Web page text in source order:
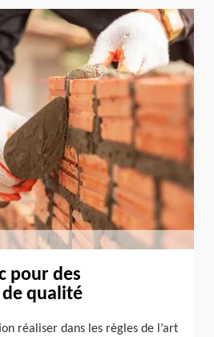
pour des
qualité
réaliser dans les règles de l’art